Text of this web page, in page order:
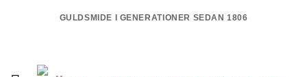
GULDSMIDE I GENERATIONER SEDAN 1806